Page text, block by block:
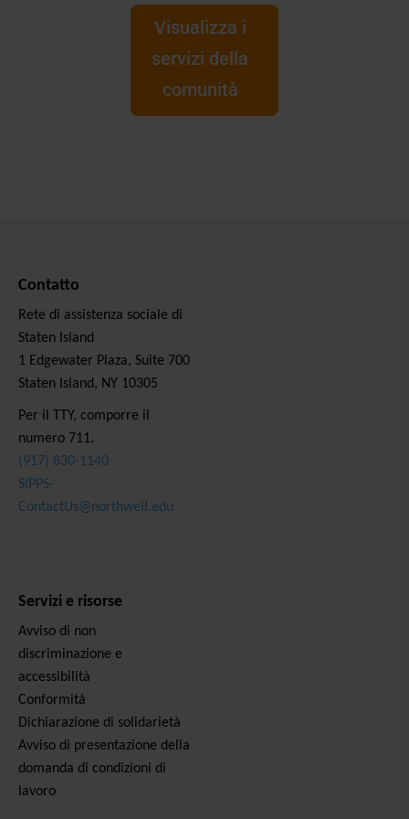
Visualizza i
servizi della
comunità
Contatto
Rete di assistenza sociale di
Staten Island
1 Edgewater Plaza, Suite 700
Staten Island, NY 10305
Per il TTY, comporre il
numero 711.
(917) 830-1140
SIPPS-
ContactUs@northwell.edu
Servizi e risorse
Avviso di non
discriminazione e
accessibilità
Conformità
Dichiarazione di solidarietà
Avviso di presentazione della
domanda di condizioni di
lavoro